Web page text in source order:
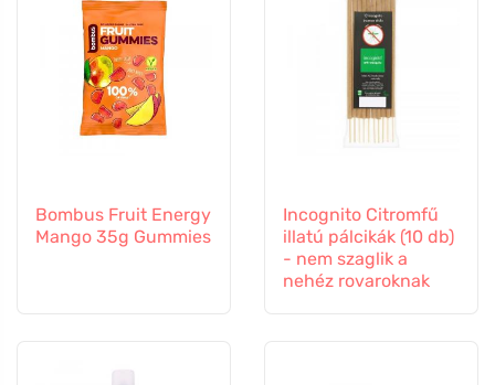
Bombus Fruit Energy
Mango 35g Gummies
Incognito Citromfű
illatú pálcikák (10 db)
- nem szaglik a
nehéz rovaroknak